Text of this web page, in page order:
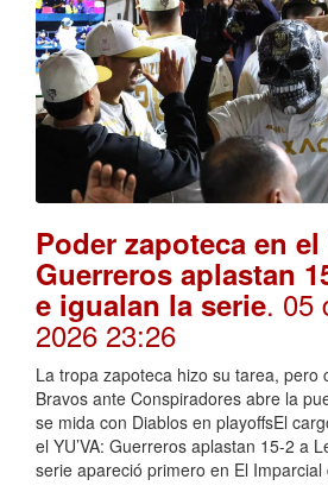
Poder zapoteca en el
Guerreros aplastan
e igualan la serie. 05
2026 23:26
La tropa zapoteca hizo su tarea, pero
Bravos ante Conspiradores abre la
se mida con Diablos en playoffsEl
el YU’VA: Guerreros aplastan 15-2 a
serie apareció primero en El Imparcial